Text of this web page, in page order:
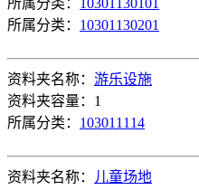
所属分类： 10301130101
所属分类： 10301130201
资料夹名称： 游乐设施
资料夹容量：1
所属分类： 103011114
资料夹名称：
儿童场地